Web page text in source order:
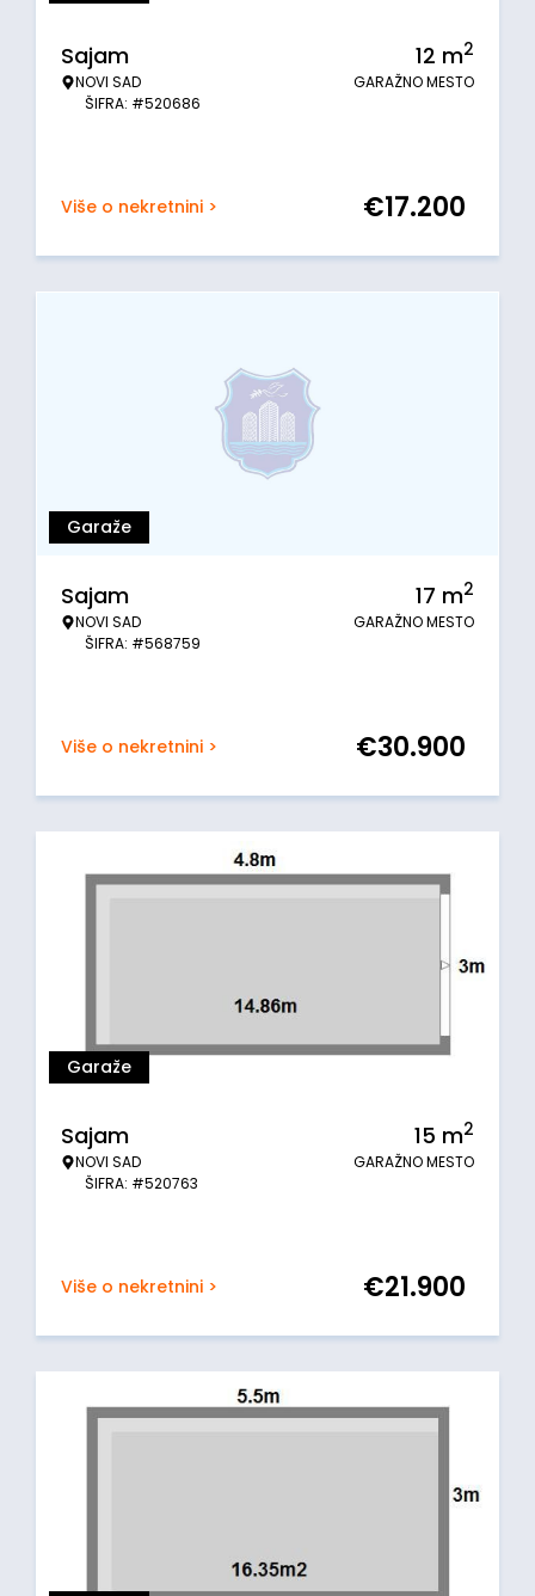
Sajam
NOVI SAD
ŠIFRA: #520686
12 m2
GARAŽNO MESTO
Više o nekretnini > €17.200
Garaže
Sajam
NOVI SAD
ŠIFRA: #568759
17 m2
GARAŽNO MESTO
Više o nekretnini > €30.900
Garaže
Sajam
NOVI SAD
ŠIFRA: #520763
15 m2
GARAŽNO MESTO
Više o nekretnini > €21.900